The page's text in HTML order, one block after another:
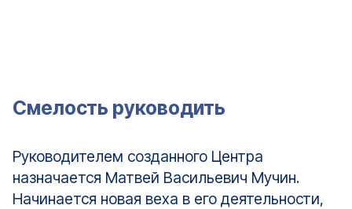
Смелость руководить
Руководителем созданного Центра
назначается Матвей Васильевич Мучин.
Начинается новая веха в его деятельности,